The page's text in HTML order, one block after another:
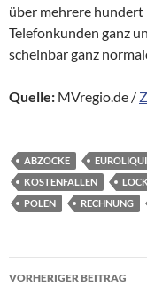
über mehrere hundert
Telefonkunden ganz
scheinbar ganz
Quelle: MVregio.de /
ABZOCKE
KOSTENFALLEN
POLEN
RECHNUNG
VORHERIGER BEITRAG